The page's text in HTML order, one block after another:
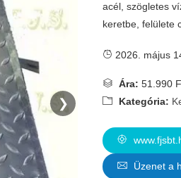
❯
acél, szögletes
keretbe, felülete
2026. május
Ára: 51.990
Kategória:
Üzenet a